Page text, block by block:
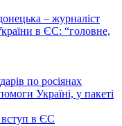
– журналіст
в ЄС: “головне,
по росіянах
Україні, у пакеті
вступ в ЄС